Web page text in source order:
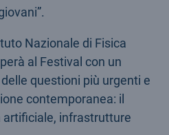
Nazionale di Fisica
al Festival con un
questioni più urgenti e
contemporanea: il
infrastrutture